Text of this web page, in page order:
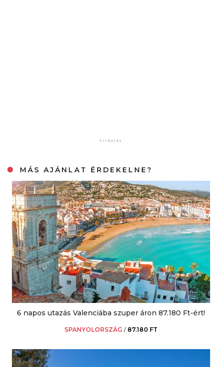
MÁS AJÁNLAT ÉRDEKELNE?
6 napos utazás Valenciába szuper áron 87.180 Ft-ért!
SPANYOLORSZÁG / 87.180 FT